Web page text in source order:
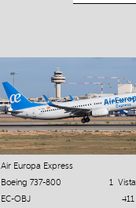
Air Europa Express
Boeing 737-800
1
EC-OBJ